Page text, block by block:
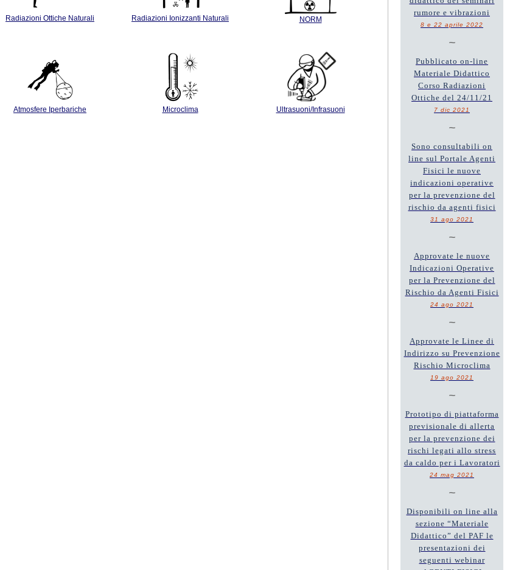
Radiazioni Ottiche Naturali Radiazioni Ionizzanti Naturali NORM
Atmosfere Iperbariche Microclima Ultrasuoni/Infrasuoni
rumore e vibrazioni
8 e 22 aprile 2022
~
Pubblicato on-line
Materiale Didattico
Corso Radiazioni
Ottiche del 24/11/21
7 dic 2021
~
Sono consultabili on
line sul Portale Agenti
Fisici le nuove
indicazioni operative
per la prevenzione del
rischio da agenti fisici
31 ago 2021
~
Approvate le nuove
Indicazioni Operative
per la Prevenzione del
Rischio da Agenti Fisici
24 ago 2021
~
Approvate le Linee di
Indirizzo su Prevenzione
Rischio Microclima
19 ago 2021
~
Prototipo di piattaforma
previsionale di allerta
per la prevenzione dei
rischi legati allo stress
da caldo per i Lavoratori
24 mag 2021
~
Disponibili on line alla
sezione “Materiale
Didattico” del PAF le
presentazioni dei
seguenti webinar